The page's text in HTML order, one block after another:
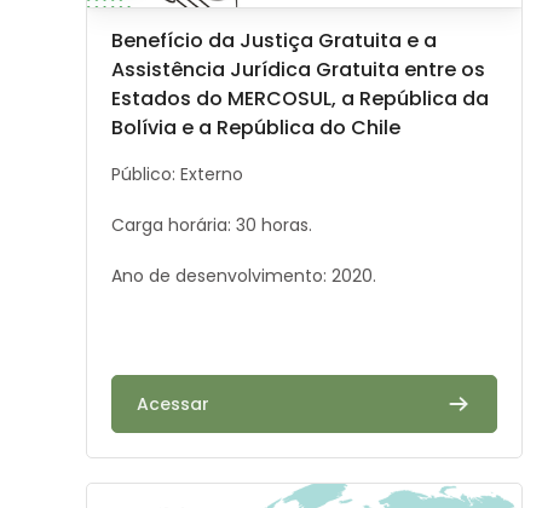
Image de cours
Nom du cours
Benefício da Justiça Gratuita e a
Assistência Jurídica Gratuita entre os
Estados do MERCOSUL, a República da
Bolívia e a República do Chile
Résumé du cours :
Público: Externo
Carga horária: 30 horas.
Ano de desenvolvimento: 2020.
Acessar
Image de cours" Uma Introdução às Migrações